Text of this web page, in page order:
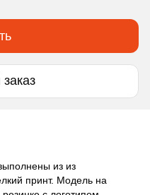
из из
принт. Модель на